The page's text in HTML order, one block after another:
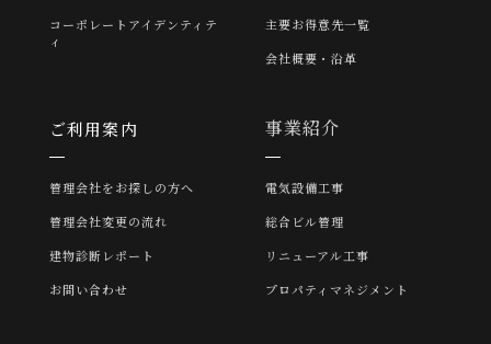
コーポレートアイデンティテ
ィ
主要お得意先一覧
会社概要・沿革
ご利用案内
管理会社をお探しの方へ
管理会社変更の流れ
建物診断レポート
お問い合わせ
事業紹介
電気設備工事
総合ビル管理
リニューアル工事
プロパティマネジメント